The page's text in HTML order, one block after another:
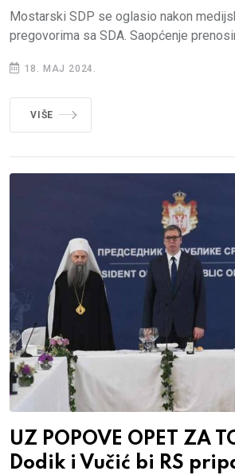
Mostarski SDP se oglasio nakon
pregovorima sa SDA. Saopćenje
18. MAJ 2024.
VIŠE
UZ POPOVE OPET ZA
Dodik i Vučić bi RS